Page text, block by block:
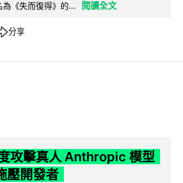
《失而復得》的... 閱讀全文
分享
攻擊真人 Anthropic 模型
壓開發者